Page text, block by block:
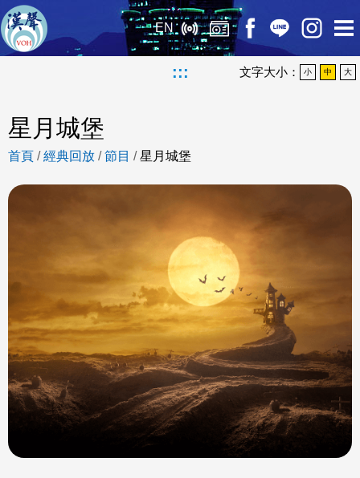
EN
::: 文字大小： 小 中 大
星月城堡
首頁 /經典回放 /節目 /星月城堡